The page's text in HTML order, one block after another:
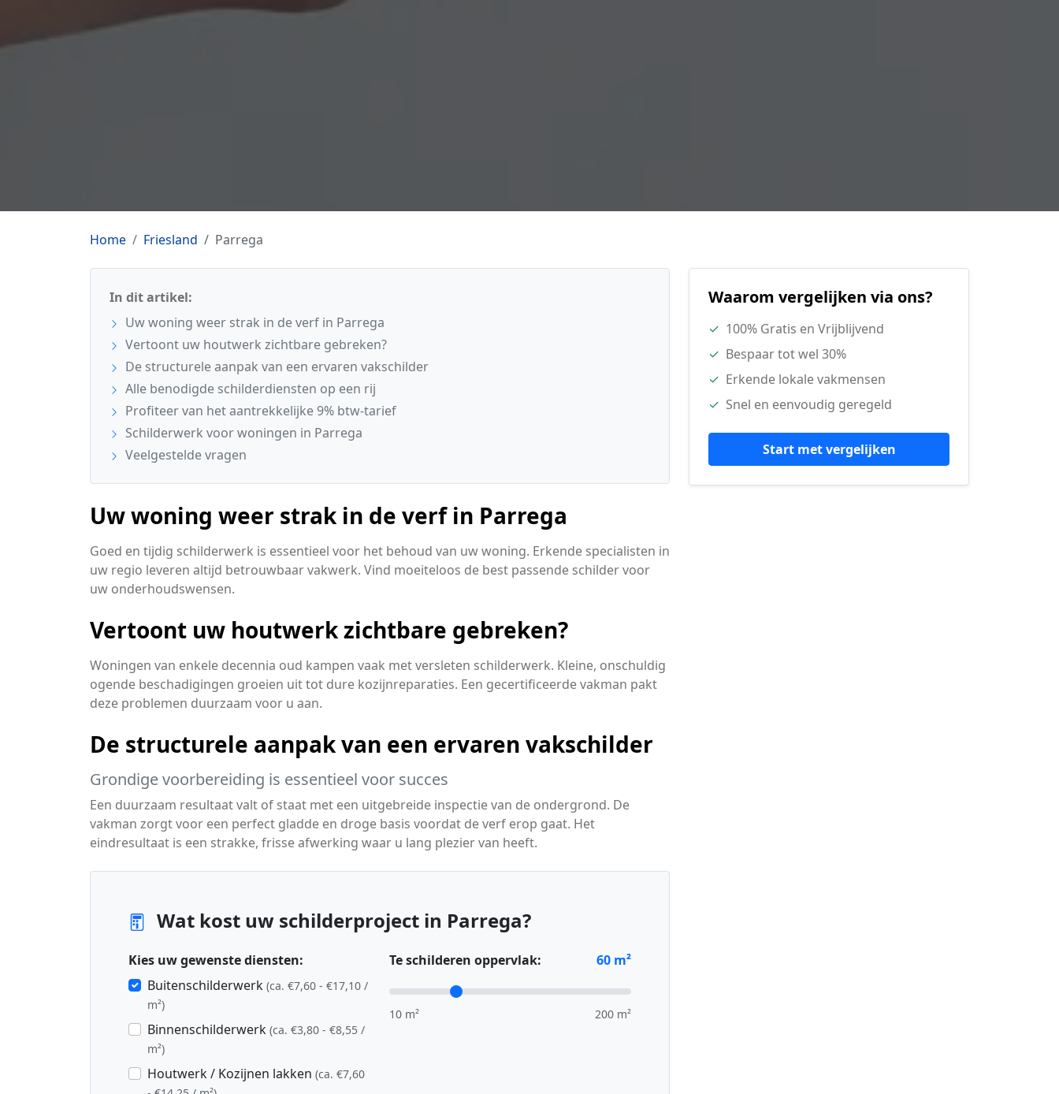
Home Friesland Parrega
In dit artikel:
Uw woning weer strak in de verf in Parrega
Vertoont uw houtwerk zichtbare gebreken?
De structurele aanpak van een ervaren vakschilder
Alle benodigde schilderdiensten op een rij
Profiteer van het aantrekkelijke 9% btw-tarief
Schilderwerk voor woningen in Parrega
Veelgestelde vragen
Uw woning weer strak in de verf in Parrega
Goed en tijdig schilderwerk is essentieel voor het behoud van uw woning. Erkende specialisten in
uw regio leveren altijd betrouwbaar vakwerk. Vind moeiteloos de best passende schilder voor
uw onderhoudswensen.
Vertoont uw houtwerk zichtbare gebreken?
Woningen van enkele decennia oud kampen vaak met versleten schilderwerk. Kleine, onschuldig
ogende beschadigingen groeien uit tot dure kozijnreparaties. Een gecertificeerde vakman pakt
deze problemen duurzaam voor u aan.
De structurele aanpak van een ervaren vakschilder
Grondige voorbereiding is essentieel voor succes
Een duurzaam resultaat valt of staat met een uitgebreide inspectie van de ondergrond. De
vakman zorgt voor een perfect gladde en droge basis voordat de verf erop gaat. Het
eindresultaat is een strakke, frisse afwerking waar u lang plezier van heeft.
Wat kost uw schilderproject in Parrega?
Kies uw gewenste diensten:
Buitenschilderwerk (ca. €7,60 - €17,10 /
m²)
Binnenschilderwerk (ca. €3,80 - €8,55 /
m²)
Houtwerk / Kozijnen lakken (ca. €7,60
Te schilderen oppervlak: 60 m²
10 m² 200 m²
Waarom vergelijken via ons?
✓ 100% Gratis en Vrijblijvend
✓ Bespaar tot wel 30%
✓ Erkende lokale vakmensen
✓ Snel en eenvoudig geregeld
Start met vergelijken